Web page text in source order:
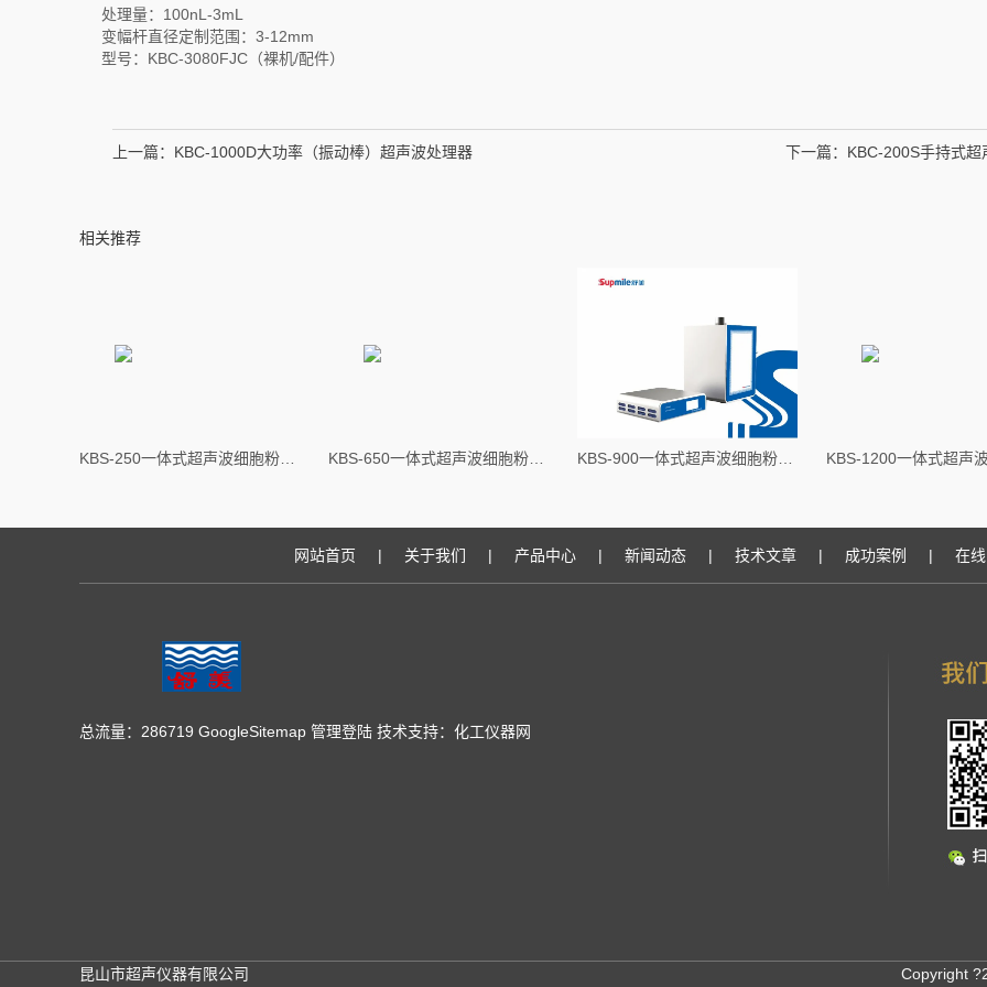
处理量：100nL-3mL
变幅杆直径定制范围：3-12mm
型号：KBC-3080FJC（裸机/配件）
上一篇： KBC-1000D大功率（振动棒）超声波处理器 下一篇： KBC-200S手持式超
相关推荐
网站首页 | 关于我们 | 产品中心 | 新闻动态 | 技术文章 | 成功案例 | 在
总流量：286719 GoogleSitemap 管理登陆 技术支持： 化工仪器网
昆山市超声仪器有限公司 Copyright